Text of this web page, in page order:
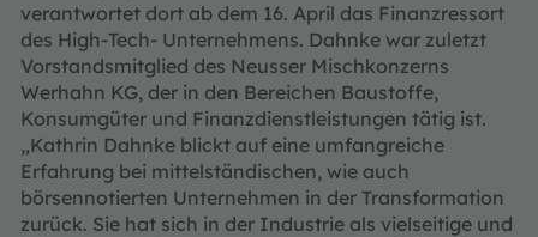
verantwortet dort ab dem 16. April das Finanzressort
des High-Tech- Unternehmens. Dahnke war zuletzt
Vorstandsmitglied des Neusser Mischkonzerns
Werhahn KG, der in den Bereichen Baustoffe,
Konsumgüter und Finanzdienstleistungen tätig ist.
„Kathrin Dahnke blickt auf eine umfangreiche
Erfahrung bei mittelständischen, wie auch
börsennotierten Unternehmen in der Transformation
zurück. Sie hat sich in der Industrie als vielseitige und